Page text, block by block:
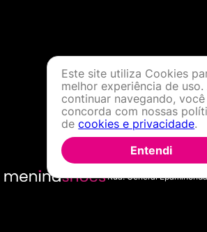
MENINA SHOES
Rua: General
Este site utiliza Cookies
melhor experiência de uso.
continuar navegando, você
concorda com nossas
decookies e privacidade.
Entendi